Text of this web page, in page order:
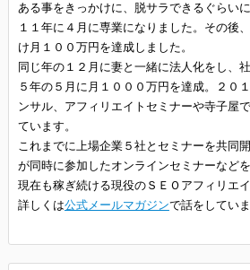
ある事をきっかけに、脱サラできるぐらい
１１年に４月に専業になりました。その後
け月１００万円を達成しました。
同じ年の１２月に妻と一緒に法人化をし、
５年の５月に月１０００万円を達成。２０
ンサル、アフィリエイトセミナーや寺子屋
ています。
これまでに上場企業５社とセミナーを共同
が同時に参加したオンラインセミナーなど
現在も稼ぎ続ける現役のＳＥＯアフィリエイ
詳しくは公式メールマガジンで話をしていま